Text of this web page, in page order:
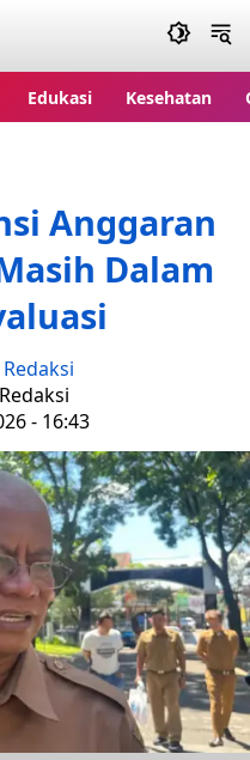
Edukasi Kesehatan
Anggaran
Dalam
- 16:43